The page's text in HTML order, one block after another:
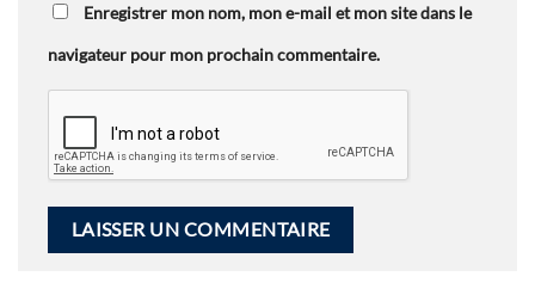
Enregistrer mon nom, mon e-mail et mon site dans le
navigateur pour mon prochain commentaire.